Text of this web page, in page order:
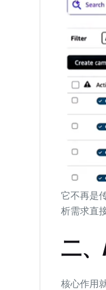
它不再是
析需求直
二
核心作用